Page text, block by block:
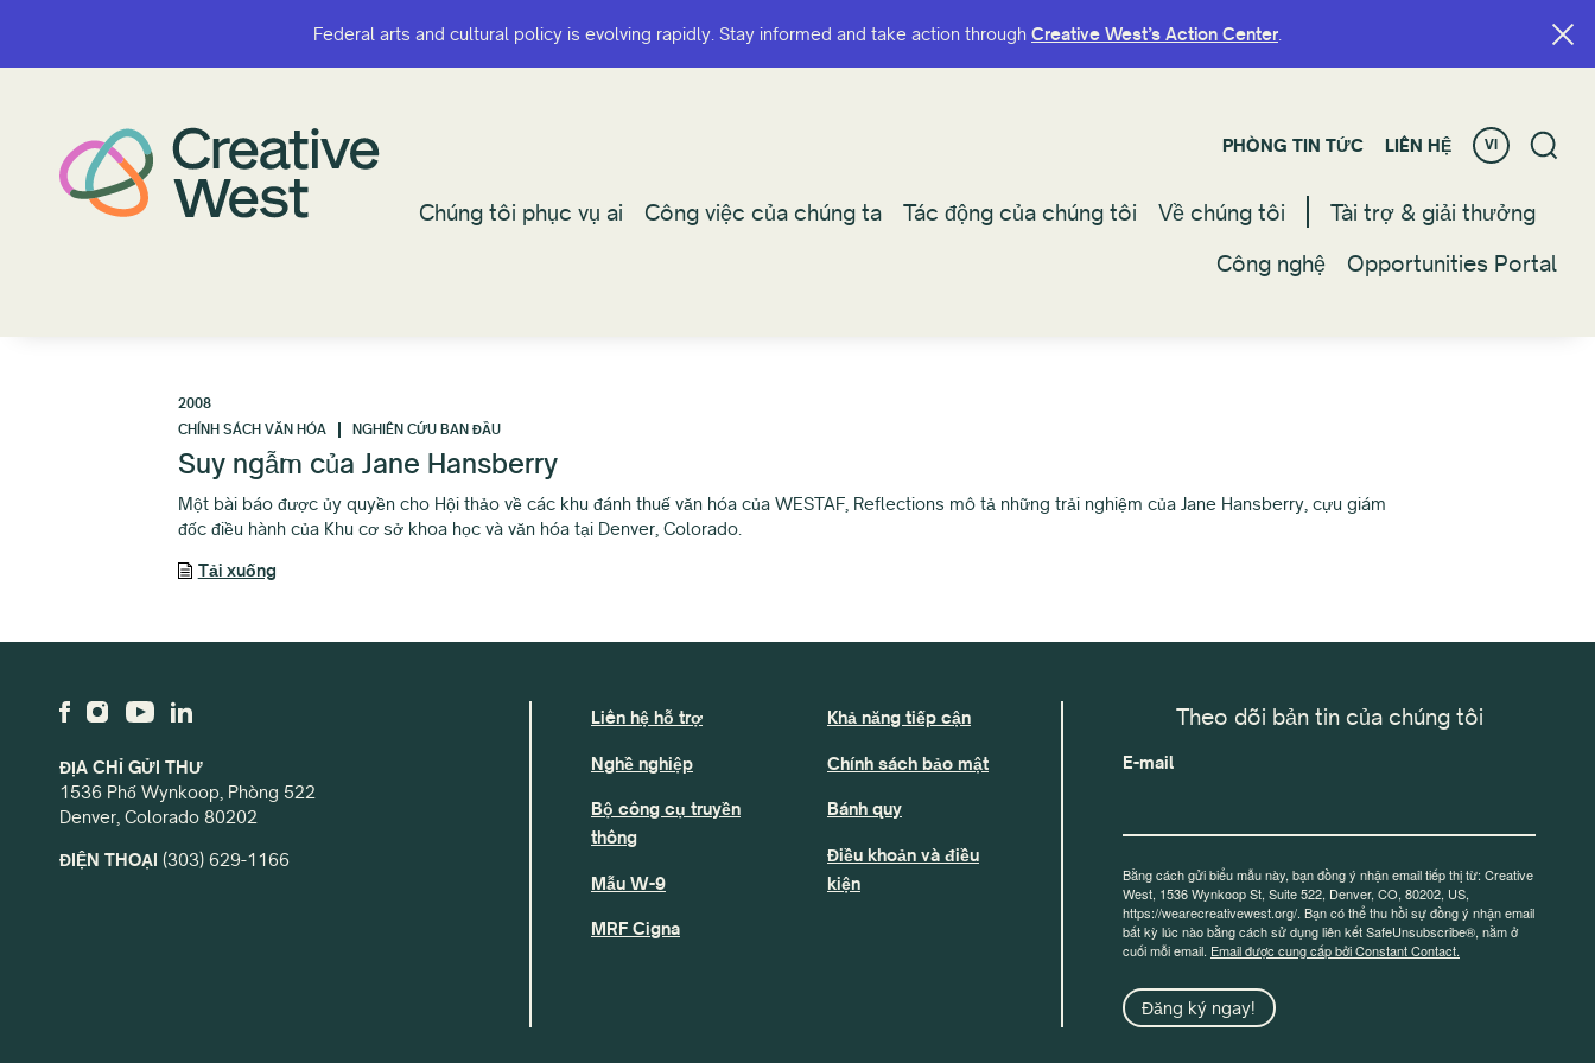
Federal arts and cultural policy is evolving rapidly. Stay informed and take action through Creative West’s Action Center.
PHÒNG TIN TỨC LIÊN HỆ VI
Chúng tôi phục vụ ai Công việc của chúng ta Tác động của chúng tôi Về chúng tôi
Tài trợ & giải thưởng
Công nghệ
Opportunities Portal
Federal arts and cultural policy is evolving rapidly. Stay informed and take action through Creative West’s Action Center.
PHÒNG TIN TỨC LIÊN HỆ VI
Chúng tôi phục vụ ai Công việc của chúng ta Tác động của chúng tôi Về chúng tôi
Tài trợ & giải thưởng
Công nghệ
Opportunities Portal
2008
CHÍNH SÁCH VĂN HÓA
NGHIÊN CỨU BAN ĐẦU
Suy ngẫm của Jane Hansberry
Một bài báo được ủy quyền cho Hội thảo về các khu đánh thuế văn hóa của WESTAF, Reflections mô tả những trải nghiệm của Jane Hansberry, cựu giám
đốc điều hành của Khu cơ sở khoa học và văn hóa tại Denver, Colorado.
Tải xuống
ĐỊA CHỈ GỬI THƯ
1536 Phố Wynkoop, Phòng 522
Denver, Colorado 80202
ĐIỆN THOẠI (303) 629-1166
Liên hệ hỗ trợ
Nghề nghiệp
Bộ công cụ truyền
thông
Mẫu W-9
MRF Cigna
Khả năng tiếp cận
Chính sách bảo mật
Bánh quy
Điều khoản và điều
kiện
Theo dõi bản tin của chúng tôi
E-mail
Bằng cách gửi biểu mẫu này, bạn đồng ý nhận email tiếp thị từ: Creative
West, 1536 Wynkoop St, Suite 522, Denver, CO, 80202, US,
https://wearecreativewest.org/. Bạn có thể thu hồi sự đồng ý nhận email
bất kỳ lúc nào bằng cách sử dụng liên kết SafeUnsubscribe®, nằm ở
cuối mỗi email. Email được cung cấp bởi Constant Contact.
Đăng ký ngay!